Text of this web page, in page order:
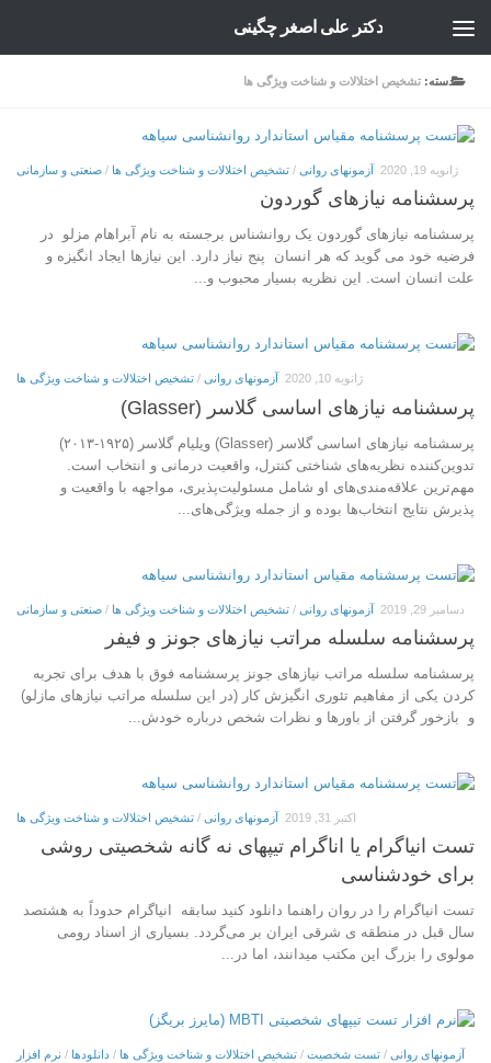
دکتر علی اصغر چگینی
دسته:تشخیص اختلالات و شناخت ویژگی ها
آزمونهای روانی / تشخیص اختلالات و شناخت ویژگی ها / صنعتی و سازمانی ژانویه 19, 2020
پرسشنامه نیازهای گوردون
پرسشنامه نیازهای گوردون یک روانشناس برجسته به نام آبراهام مزلو در
فرضیه خود می گوید که هر انسان پنج نیاز دارد. این نیازها ایجاد انگیزه و
علت انسان است. این نظریه بسیار محبوب و...
آزمونهای روانی / تشخیص اختلالات و شناخت ویژگی ها ژانویه 10, 2020
پرسشنامه نیازهای اساسی گلاسر (Glasser)
پرسشنامه نیازهای اساسی گلاسر (Glasser) ویلیام گلاسر (۱۹۲۵-۲۰۱۳)
تدوین‌کننده نظریه‌های شناختی کنترل، واقعیت درمانی و انتخاب است.
مهم‌ترین علاقه‌مندی‌های او شامل مسئولیت‌پذیری، مواجهه با واقعیت و
پذیرش نتایج انتخاب‌ها بوده و از جمله ویژگی‌های...
آزمونهای روانی / تشخیص اختلالات و شناخت ویژگی ها / صنعتی و سازمانی دسامبر 29, 2019
پرسشنامه سلسله مراتب نیازهای جونز و فیفر
پرسشنامه سلسله مراتب نیازهای جونز پرسشنامه فوق با هدف برای تجربه
کردن یکی از مفاهیم تئوری انگیزش کار (در این سلسله مراتب نیازهای مازلو)
و بازخور گرفتن از باورها و نظرات شخص درباره خودش...
آزمونهای روانی / تشخیص اختلالات و شناخت ویژگی ها اکتبر 31, 2019
تست انیاگرام یا اناگرام تیپهای نه گانه شخصیتی روشی
برای خودشناسی
تست انیاگرام را در روان راهنما دانلود کنید سابقه‏ انیاگرام حدوداً به هشتصد
سال قبل در منطقه ی شرقی ایران بر می‌گردد. بسیاری از اسناد رومی
مولوی را بزرگ این مکتب می‏دانند، اما در...
آزمونهای روانی / تست شخصیت / تشخیص اختلالات و شناخت ویژگی ها / دانلودها / نرم افزار